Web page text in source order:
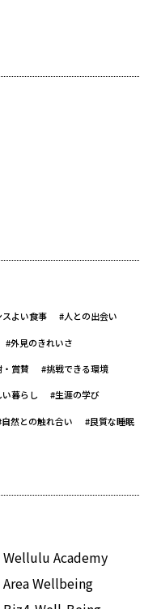
よい食事 #人との出会い
#外見のきれいさ
・賞賛 #挑戦できる環境
暮らし #生涯の学び
然との触れ合い #良質な睡眠
Wellulu Academy
Area Wellbeing